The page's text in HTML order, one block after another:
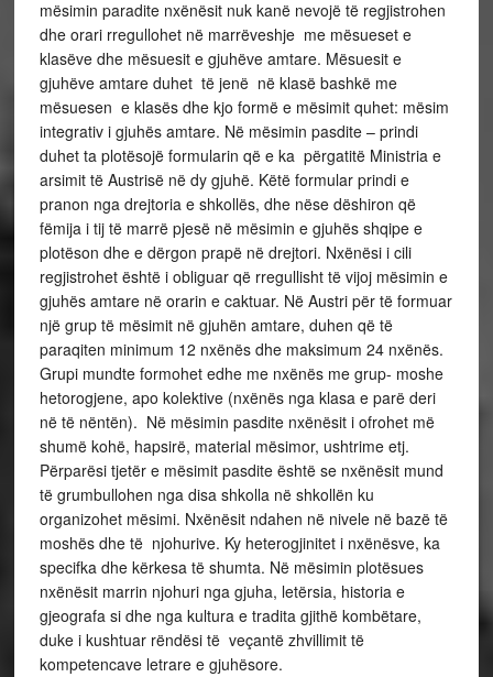
mësimin paradite nxënësit nuk kanë nevojë të regjistrohen
dhe orari rregullohet në marrëveshje me mësueset e
klasëve dhe mësuesit e gjuhëve amtare. Mësuesit e
gjuhëve amtare duhet të jenë në klasë bashkë me
mësuesen e klasës dhe kjo formë e mësimit quhet: mësim
integrativ i gjuhës amtare. Në mësimin pasdite – prindi
duhet ta plotësojë formularin që e ka përgatitë Ministria e
arsimit të Austrisë në dy gjuhë. Këtë formular prindi e
pranon nga drejtoria e shkollës, dhe nëse dëshiron që
fëmija i tij të marrë pjesë në mësimin e gjuhës shqipe e
plotëson dhe e dërgon prapë në drejtori. Nxënësi i cili
regjistrohet është i obliguar që rregullisht të vijoj mësimin e
gjuhës amtare në orarin e caktuar. Në Austri për të formuar
një grup të mësimit në gjuhën amtare, duhen që të
paraqiten minimum 12 nxënës dhe maksimum 24 nxënës.
Grupi mundte formohet edhe me nxënës me grup- moshe
hetorogjene, apo kolektive (nxënës nga klasa e parë deri
në të nëntën). Në mësimin pasdite nxënësit i ofrohet më
shumë kohë, hapsirë, material mësimor, ushtrime etj.
Përparësi tjetër e mësimit pasdite është se nxënësit mund
të grumbullohen nga disa shkolla në shkollën ku
organizohet mësimi. Nxënësit ndahen në nivele në bazë të
moshës dhe të njohurive. Ky heterogjinitet i nxënësve, ka
specifka dhe kërkesa të shumta. Në mësimin plotësues
nxënësit marrin njohuri nga gjuha, letërsia, historia e
gjeografa si dhe nga kultura e tradita gjithë kombëtare,
duke i kushtuar rëndësi të veçantë zhvillimit të
kompetencave letrare e gjuhësore.